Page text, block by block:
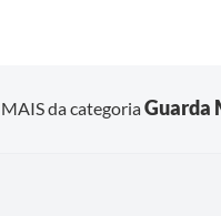
da categoriaGuarda